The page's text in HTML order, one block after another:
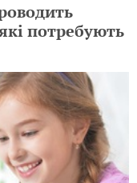
потребують